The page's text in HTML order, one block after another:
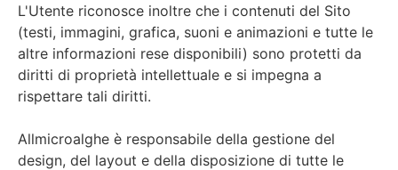
L'Utente riconosce inoltre che i contenuti del Sito
(testi, immagini, grafica, suoni e animazioni e tutte le
altre informazioni rese disponibili) sono protetti da
diritti di proprietà intellettuale e si impegna a
rispettare tali diritti.
Allmicroalghe è responsabile della gestione del
design, del layout e della disposizione di tutte le